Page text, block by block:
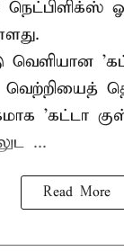
வெற்றியைத்
'கட்டா
...
Read More